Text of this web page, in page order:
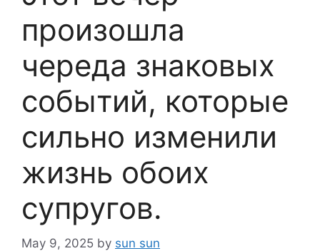
произошла
череда знаковых
событий, которые
сильно изменили
жизнь обоих
супругов.
May 9, 2025 by sun sun